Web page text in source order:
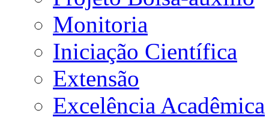
Monitoria
Iniciação Científica
Extensão
Excelência Acadêmica